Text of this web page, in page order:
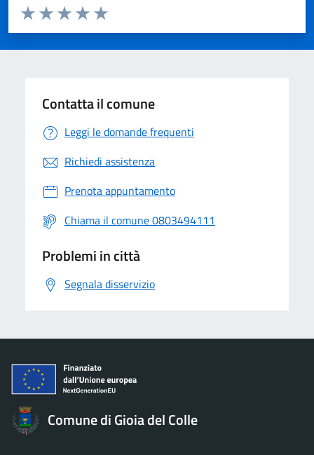
Valuta da 1 a 5 stelle la pagina
Valuta 5 stelle su 5
Valuta 4 stelle su 5
Valuta 3 stelle su 5
Valuta 2 stelle su 5
Valuta 1 stelle su 5
Contatta il comune
Leggi le domande frequenti
Richiedi assistenza
Prenota appuntamento
Chiama il comune 0803494111
Problemi in città
Segnala disservizio
Comune di Gioia del Colle